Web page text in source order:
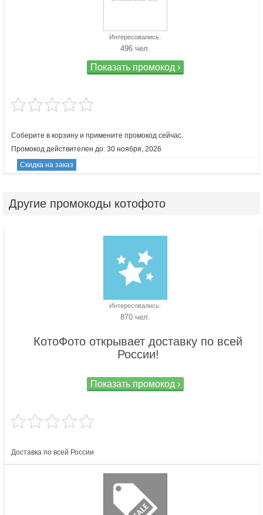
Интересовались:
496 чел.
Показать промокод ›
Соберите в корзину и примените промокод сейчас.
Промокод действителен до: 30 ноября, 2026
Скидка на заказ
Другие промокоды котофото
Интересовались:
870 чел.
КотоФото открывает доставку по всей
России!
Показать промокод ›
Доставка по всей России